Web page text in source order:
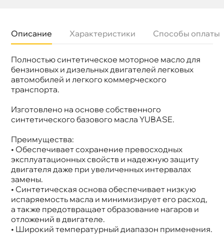
Описание Характеристики Способы оплаты
Полностью синтетическое моторное масло для
ензиновых и дизельных двигателей легковых
автомобилей и легкого коммерческого
транспорта.
Изготовлено на основе собственного
синтетического базового масла YUBASE.
Преимущества:
• Обеспечивает сохранение превосходных
эксплуатационных свойств и надежную защиту
двигателя даже при увеличенных интервалах
замены.
• Синтетическая основа обеспечивает низкую
испаряемость масла и минимизирует его расход,
а также предотвращает образование нагаров и
отложений в двигателе.
• Широкий температурный диапазон применения.
язкость
5W-30
Бренд
Тип масла
Синтетика
Допуски
MB 229.5/229.3; VW 502.00/505.00; BMW LL-
Объем
60л
272903
Применение
Двигатель